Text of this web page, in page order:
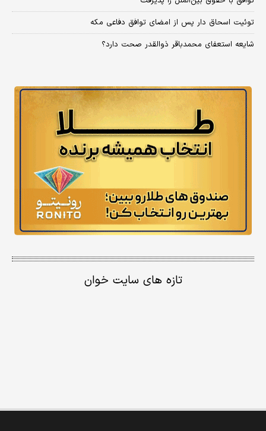
توئیت اسحاق دار پس از امضای توافق دفاعی مکه
شایعه استعفای محمدباقر ذوالقدر صحت دارد؟
تازه های سایت خوان